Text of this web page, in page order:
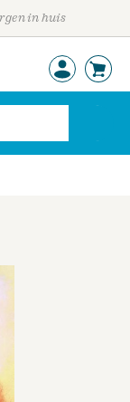
in huis